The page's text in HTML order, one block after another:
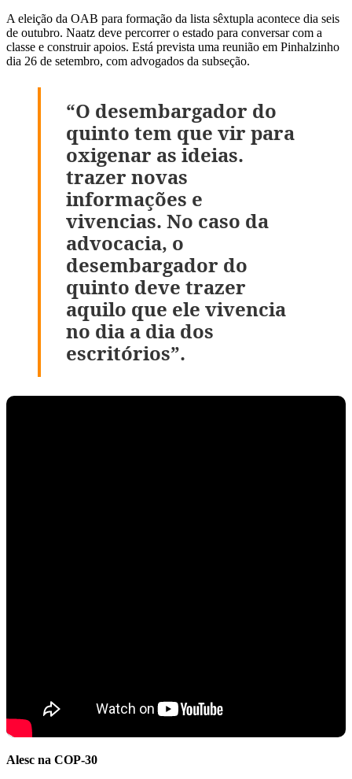
A eleição da OAB para formação da lista sêxtupla acontece dia seis
de outubro. Naatz deve percorrer o estado para conversar com a
classe e construir apoios. Está prevista uma reunião em Pinhalzinho
dia 26 de setembro, com advogados da subseção.
“O desembargador do
quinto tem que vir para
oxigenar as ideias.
trazer novas
informações e
vivencias. No caso da
advocacia, o
desembargador do
quinto deve trazer
aquilo que ele vivencia
no dia a dia dos
escritórios”.
Alesc na COP-30